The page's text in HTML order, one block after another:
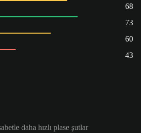
68
73
60
43
daha hızlı plase şutlar